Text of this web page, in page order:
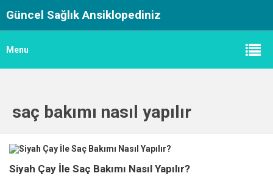
Güncel Sağlık Ansiklopediniz
Menu
saç bakımı nasıl yapılır
Siyah Çay İle Saç Bakımı Nasıl Yapılır?